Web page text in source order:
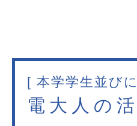
[ 本学学生並び
電大人の